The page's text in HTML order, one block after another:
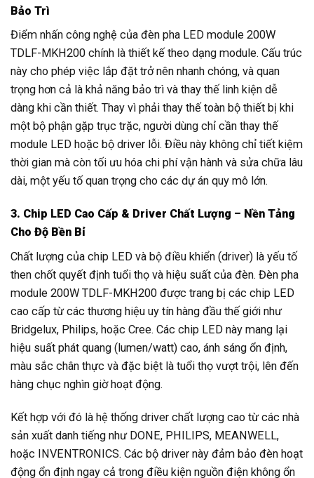
Bảo Trì
Điểm nhấn công nghệ của đèn pha LED module 200W
TDLF-MKH200 chính là thiết kế theo dạng module. Cấu trúc
này cho phép việc lắp đặt trở nên nhanh chóng, và quan
trọng hơn cả là khả năng bảo trì và thay thế linh kiện dễ
dàng khi cần thiết. Thay vì phải thay thế toàn bộ thiết bị khi
một bộ phận gặp trục trặc, người dùng chỉ cần thay thế
module LED hoặc bộ driver lỗi. Điều này không chỉ tiết kiệm
thời gian mà còn tối ưu hóa chi phí vận hành và sửa chữa lâu
dài, một yếu tố quan trọng cho các dự án quy mô lớn.
3. Chip LED Cao Cấp & Driver Chất Lượng – Nền Tảng
Cho Độ Bền Bỉ
Chất lượng của chip LED và bộ điều khiển (driver) là yếu tố
then chốt quyết định tuổi thọ và hiệu suất của đèn. Đèn pha
module 200W TDLF-MKH200 được trang bị các chip LED
cao cấp từ các thương hiệu uy tín hàng đầu thế giới như
Bridgelux, Philips, hoặc Cree. Các chip LED này mang lại
hiệu suất phát quang (lumen/watt) cao, ánh sáng ổn định,
màu sắc chân thực và đặc biệt là tuổi thọ vượt trội, lên đến
hàng chục nghìn giờ hoạt động.
Kết hợp với đó là hệ thống driver chất lượng cao từ các nhà
sản xuất danh tiếng như DONE, PHILIPS, MEANWELL,
hoặc INVENTRONICS. Các bộ driver này đảm bảo đèn hoạt
động ổn định ngay cả trong điều kiện nguồn điện không ổn